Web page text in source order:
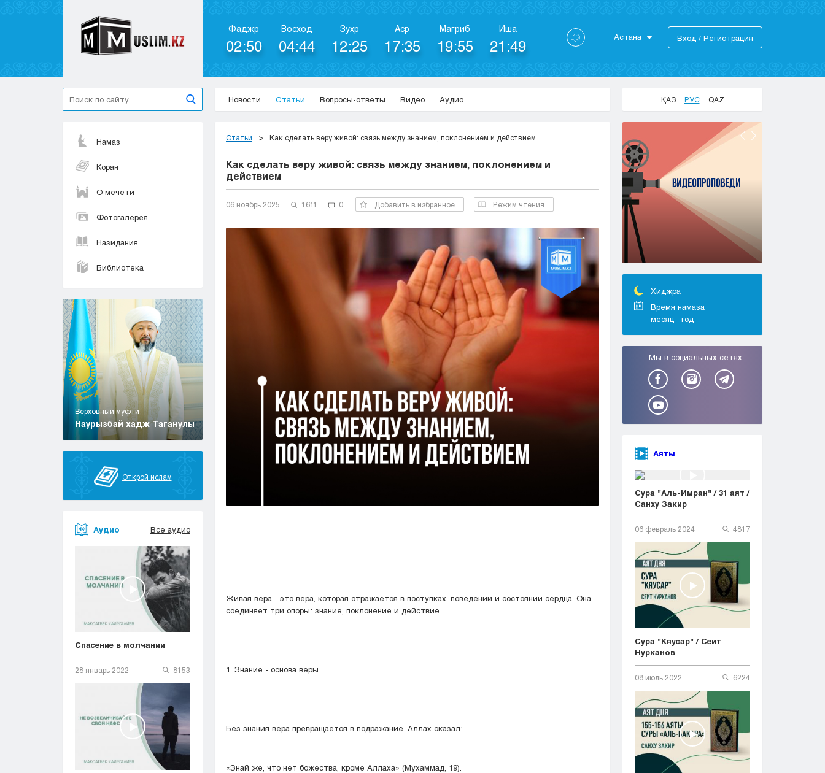
Фаджр
02:50
Восход
04:44
Зухр
12:25
Аср
17:35
Магриб
19:55
Иша
21:49 Астана
Актобе
Жезказган
Караганда
Кокшетау
Костанай
Кызылорда
Павлодар
Петропавловск
Талдыкорган
Тараз
Туркестан
Усть-Каменогорск
Шымкент
Вход / Регистрация
Новости Статьи Вопросы-ответы Видео Аудио ҚАЗ РУС QAZ
Намаз
Коран
О мечети
Фотогалерея
Назидания
Библиотека
Верховный муфти
Наурызбай хадж Таганулы
Открой ислам
Аудио Все аудио
Спасение в молчании
28 январь 2022 8153
Статьи Как сделать веру живой: связь между знанием, поклонением и действием
Как сделать веру живой: связь между знанием, поклонением и
действием
06 ноябрь 2025 1611 0 Добавить в избранное Режим чтения
Живая вера - это вера, которая отражается в поступках, поведении и состоянии сердца. Она
соединяет три опоры: знание, поклонение и действие.
1. Знание - основа веры
Без знания вера превращается в подражание. Аллах сказал:
«Знай же, что нет божества, кроме Аллаха» (Мухаммад, 19).
Хиджра
Время намаза
месяц
год
Мы в социальных сетях
Аяты
Сура "Аль-Имран" / 31 аят /
Санху Закир
06 февраль 2024 4817
Сура "Кяусар" / Сеит
Нурканов
08 июль 2022 6224